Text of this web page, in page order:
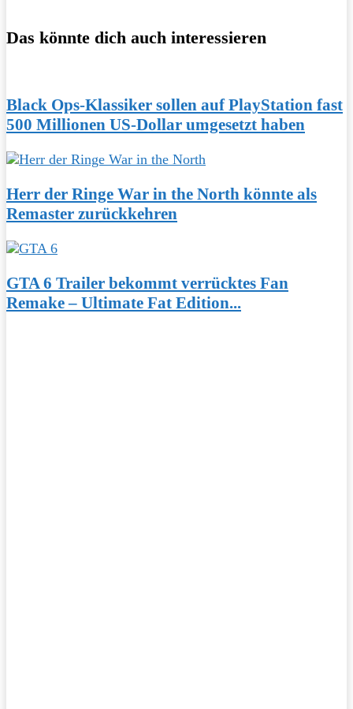
Das könnte dich auch interessieren
Black Ops-Klassiker sollen auf PlayStation fast
500 Millionen US-Dollar umgesetzt haben
Herr der Ringe War in the North könnte als
Remaster zurückkehren
GTA 6 Trailer bekommt verrücktes Fan
Remake – Ultimate Fat Edition...